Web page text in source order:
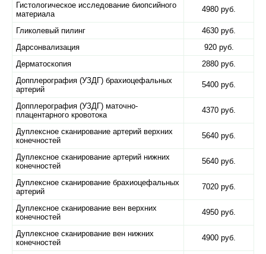
Гистологическое исследование биопсийного
материала
4980 руб.
Гликолевый пилинг
4630 руб.
Дарсонвализация
920 руб.
Дерматоскопия
2880 руб.
Допплерография (УЗДГ) брахиоцефальных
артерий
5400 руб.
Допплерография (УЗДГ) маточно-
плацентарного кровотока
4370 руб.
Дуплексное сканирование артерий верхних
конечностей
5640 руб.
Дуплексное сканирование артерий нижних
конечностей
5640 руб.
Дуплексное сканирование брахиоцефальных
артерий
7020 руб.
Дуплексное сканирование вен верхних
конечностей
4950 руб.
Дуплексное сканирование вен нижних
конечностей
4900 руб.